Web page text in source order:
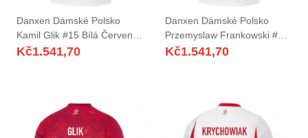
Danxen Dámské Polsko
Kamil Glik #15 Bílá Červená
Šedá Domů Hráčské Dresy
Kč1.541,70
Danxen Dámské Polsko
Przemyslaw Frankowski #19
Bílá Červená Šedá Domů
Kč1.541,70